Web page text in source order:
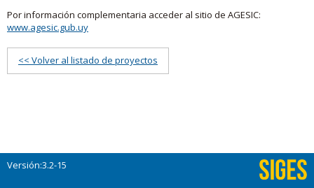
Por información complementaria acceder al sitio de AGESIC:
www.agesic.gub.uy
<< Volver al listado de proyectos
Versión:3.2-15